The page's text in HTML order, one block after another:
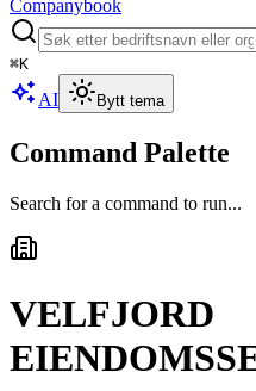
Companybook
⌘K
AI Bytt tema
Command Palette
Search for a command to run...
VELFJORD